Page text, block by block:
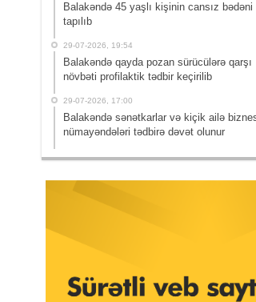
Balakəndə 45 yaşlı kişinin cansız bədəni
tapılıb
29-07-2026, 19:54
Balakəndə qayda pozan sürücülərə qarşı
növbəti profilaktik tədbir keçirilib
29-07-2026, 17:00
Balakəndə sənətkarlar və kiçik ailə
nümayəndələri tədbirə dəvət olunur